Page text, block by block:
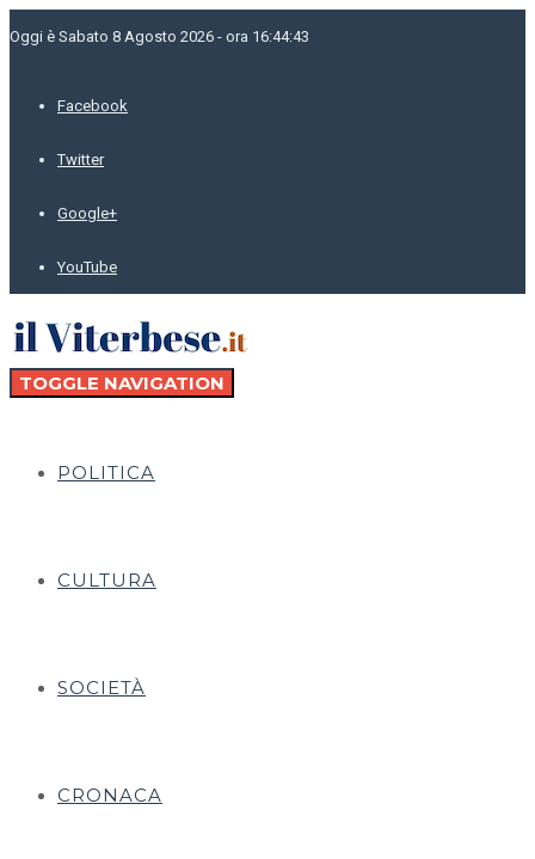
Oggi è Sabato 8 Agosto 2026 - ora 16:44:43
Facebook
Twitter
Google+
YouTube
TOGGLE NAVIGATION
POLITICA
CULTURA
SOCIETÀ
CRONACA